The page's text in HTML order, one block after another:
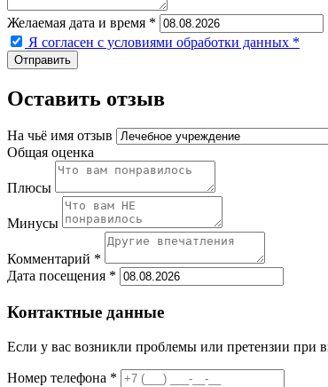
Желаемая дата и время *
Я согласен с условиями обработки данных *
Оставить отзыв
На чьё имя отзыв
Общая оценка
Плюсы
Минусы
Комментарий *
Дата посещения *
Контактные данные
Если у вас возникли проблемы или претензии при
Номер телефона *